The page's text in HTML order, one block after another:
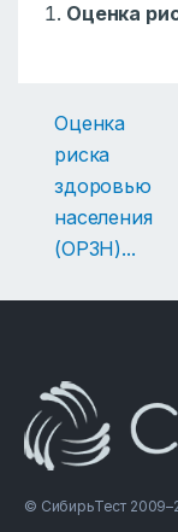
Оценка
Оценка
риска
здоровью
населения
(ОРЗН)...
© СибирьТест